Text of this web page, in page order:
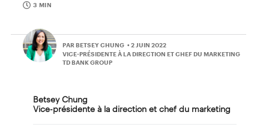
3 MIN
PAR BETSEY CHUNG • 2 JUIN 2022
VICE-PRÉSIDENTE À LA DIRECTION ET CHEF DU MARKETING
TD BANK GROUP
Betsey Chung
Vice-présidente à la direction et chef du marketing